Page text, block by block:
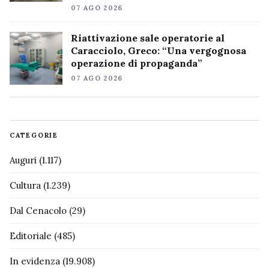
07 AGO 2026
Riattivazione sale operatorie al
Caracciolo, Greco: “Una vergognosa
operazione di propaganda”
07 AGO 2026
CATEGORIE
Auguri (1.117)
Cultura (1.239)
Dal Cenacolo (29)
Editoriale (485)
In evidenza (19.908)